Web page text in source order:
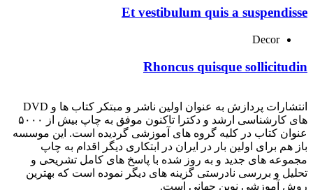
Et vestibulum quis a suspendisse
Decor
Rhoncus quisque sollicitudin
انتشارات پردازش به عنوان اولین ناشر و مبتکر کتاب ها و DVD
های کارشناسی ارشد و دکترا تاکنون موفق به چاپ بیش از ۵۰۰۰
عنوان کتاب در کلیه گروه های آموزشی گردیده است. این موسسه
باز هم برای اولین بار در ایران در ابتکاری دیگر اقدام به چاپ
مجموعه های جدید و به روز شده با پاسخ های کامل تشریحی و
تحلیل و بررسی نادرستی گزینه های دیگر نموده است که بهترین
روش آموزشی نوین جهانی است.